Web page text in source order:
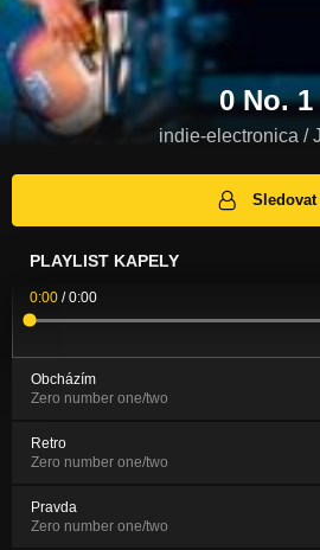
0 No. 1
indie-electronica /
Sledovat
PLAYLIST KAPELY
0:00 /0:00
Obcházím
Zero number one/two
Retro
Zero number one/two
Pravda
Zero number one/two